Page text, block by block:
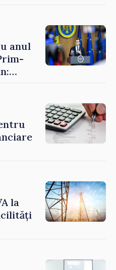
anul
la